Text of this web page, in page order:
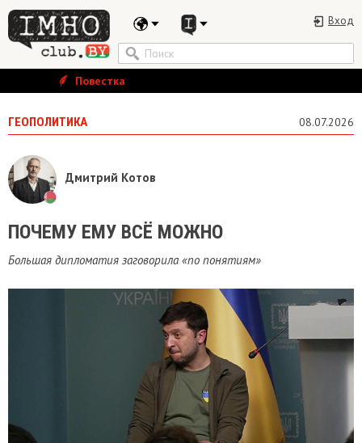
Вход
Повестка
ГЕОПОЛИТИКА 08.07.2026
Дмитрий Котов
ПОЧЕМУ ЕМУ ВСЁ МОЖНО
Большая дипломатия заговорила «по понятиям»